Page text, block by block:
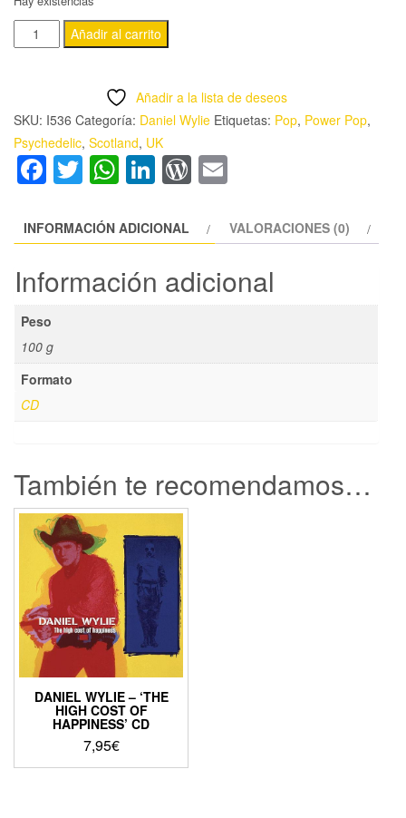
DANIEL
WYLIE
VERY
BEST
OF
DANIEL
ROUGH
RIDERS'
CD
cantidad
Añadir al carrito
Añadir a la lista de deseos
SKU: I536 Categoría: Daniel Wylie Etiquetas: Pop, Power Pop,
Psychedelic, Scotland, UK
Facebook
Twitter
WhatsApp
LinkedIn
WordPress
INFORMACIÓN ADICIONAL VALORACIONES (0)
Información adicional
Peso
100 g
Formato
CD
También te recomendamos…
DANIEL WYLIE – ‘THE
HIGH COST OF
HAPPINESS’ CD
7,95€